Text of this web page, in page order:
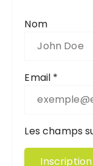
Nom
Email *
Les champs